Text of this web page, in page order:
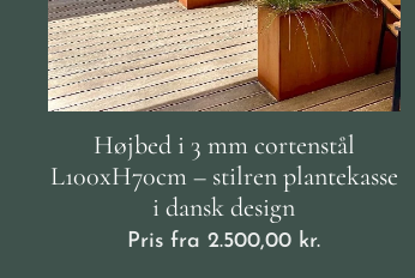
Højbed i 3 mm cortenstål
L100xH70cm – stilren plantekasse
i dansk design
Pris fra2.500,00 kr.